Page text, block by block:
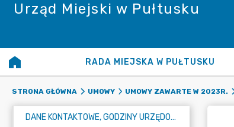
Urząd Miejski w Pułtusku
RADA MIEJSKA W PUŁTUSKU
STRONA GŁÓWNA UMOWY UMOWY ZAWARTE W 2023R.
DANE KONTAKTOWE, GODZINY URZĘDOWANIA I NUMER KONTA BANKOWEGO